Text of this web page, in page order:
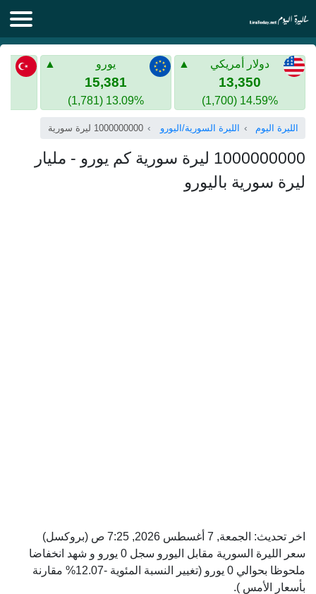
الليرة اليوم
الليرة السورية
الذهب في سوريا
الليرة التركية
الليرة التركية
الذهب في تركيا
اليورو الى الليرة التركية
دولار أمريكي
13,350
14.59% (1,700)
يورو
15,381
13.09% (1,781)
الليرة اليوم الليرة السورية/اليورو 1000000000 ليرة سورية
1000000000 ليرة سورية كم يورو - مليار
ليرة سورية باليورو
اخر تحديث: الجمعة, 7 أغسطس 2026, 7:25 ص
(بروكسل)
سعر الليرة السورية مقابل اليورو سجل 0 يورو و شهد انخفاضا
ملحوظا بحوالي 0 يورو (تغيير النسبة المئوية -12.07% مقارنة
بأسعار الأمس ).